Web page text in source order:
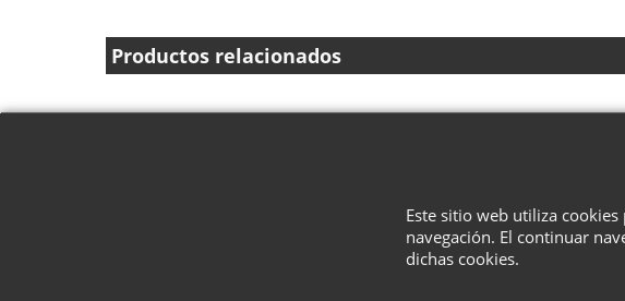
Productos relacionados
Este sitio web utiliza
navegación. El continuar
dichas cookies.